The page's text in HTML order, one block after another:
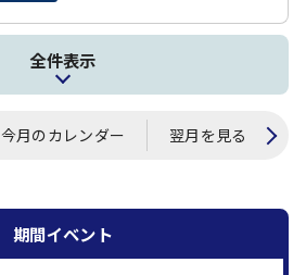
全件表示
今月のカレンダー 翌月を見る
期間イベント